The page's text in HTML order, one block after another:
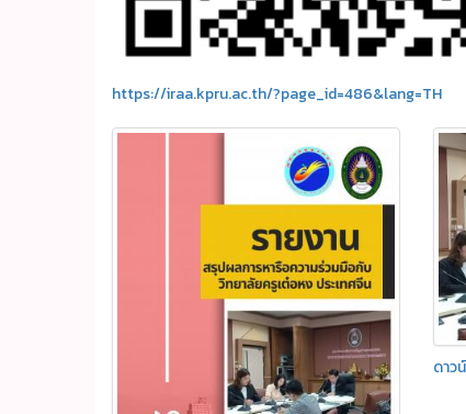
https://iraa.kpru.ac.th/?page_id=486&lang=TH
ดาว